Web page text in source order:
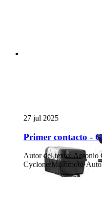
27 jul 2025
Primer contacto -
Autor del texto: Antonio
Cyclone/Multimoto·